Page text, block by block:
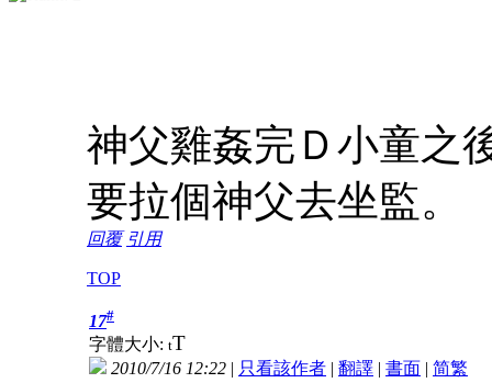
神父雞姦完Ｄ小童之
要拉個神父去坐監
回覆 引用
TOP
17#
字體大小: tT
2010/7/16 12:22 | 只看該作者 | 翻譯 | 書面 | 简繁